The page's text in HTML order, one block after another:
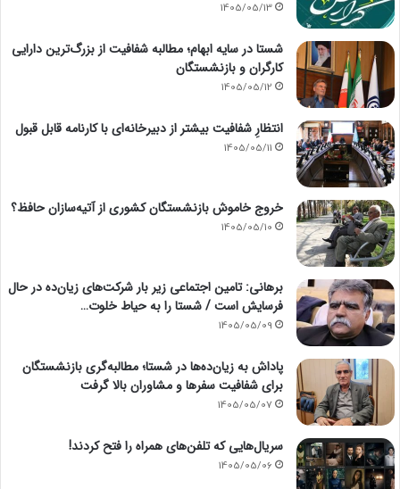
1405/05/13
شستا در سایه ابهام؛ مطالبه شفافیت از بزرگ‌ترین دارایی
کارگران و بازنشستگان
1405/05/12
انتظارِ شفافیت بیشتر از دبیرخانه‌ای با کارنامه قابل قبول
1405/05/11
خروج خاموش بازنشستگان کشوری از آتیه‌سازان حافظ؟
1405/05/10
برهانی: تامین اجتماعی زیر بار شرکت‌های زیان‌ده در حال
فرسایش است / شستا را به حیاط خلوت…
1405/05/09
پاداش به زیان‌ده‌ها در شستا؛ مطالبه‌گری بازنشستگان
برای شفافیت سفرها و مشاوران بالا گرفت
1405/05/07
سریال‌هایی که تلفن‌های همراه را فتح کردند!
1405/05/06